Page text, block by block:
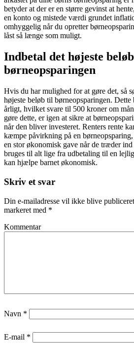
betyder at der er en større gevinst at
en konto og mistede værdi grundet
omhyggelig når du opretter
låst så længe som muligt.
Indbetal det højeste
børneopsparingen
Hvis du har mulighed for at gøre det, så
højeste beløb til børneopsparingen.
årligt, hvilket svare til 500 kroner om
gøre dette, er igen at sikre at
når den bliver investeret. Renters rente
kæmpe påvirkning på en
en stor økonomisk gave når de træder
bruges til alt lige fra udbetaling til en
kan hjælpe barnet økonomisk.
Skriv et svar
Din e-mailadresse vil ikke blive
markeret med *
Kommentar
Navn *
E-mail *